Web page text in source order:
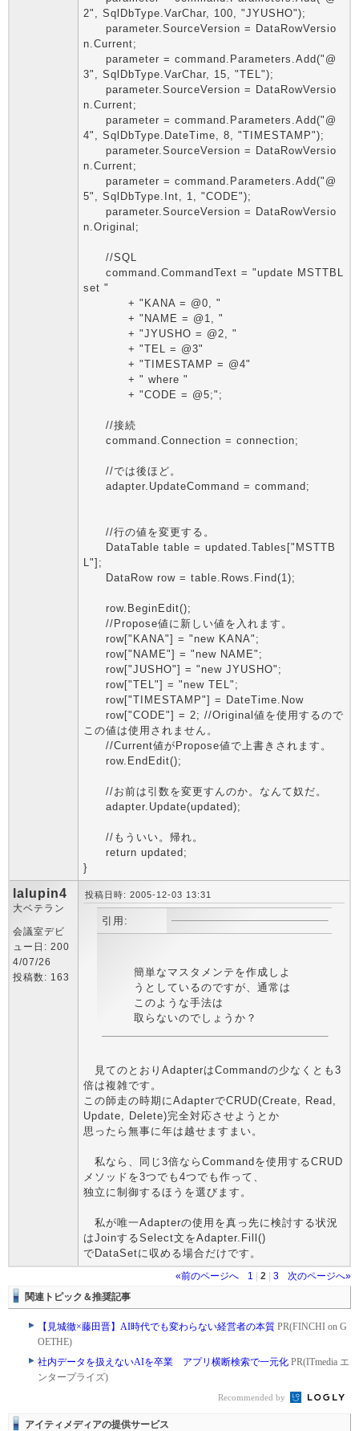
2", SqlDbType.VarChar, 100, "JYUSHO");
parameter.SourceVersion = DataRowVersio
n.Current;
parameter = command.Parameters.Add("@
3", SqlDbType.VarChar, 15, "TEL");
parameter.SourceVersion = DataRowVersio
n.Current;
parameter = command.Parameters.Add("@
4", SqlDbType.DateTime, 8, "TIMESTAMP");
parameter.SourceVersion = DataRowVersio
n.Current;
parameter = command.Parameters.Add("@
5", SqlDbType.Int, 1, "CODE");
parameter.SourceVersion = DataRowVersio
n.Original;
//SQL
command.CommandText = "update MSTTBL
set "
+ "KANA = @0, "
+ "NAME = @1, "
+ "JYUSHO = @2, "
+ "TEL = @3"
+ "TIMESTAMP = @4"
+ " where "
+ "CODE = @5;";
//接続
command.Connection = connection;
//では後ほど。
adapter.UpdateCommand = command;
//行の値を変更する。
DataTable table = updated.Tables["MSTTB
L"];
DataRow row = table.Rows.Find(1);
row.BeginEdit();
//Propose値に新しい値を入れます。
row["KANA"] = "new KANA";
row["NAME"] = "new NAME";
row["JUSHO"] = "new JYUSHO";
row["TEL"] = "new TEL";
row["TIMESTAMP"] = DateTime.Now
row["CODE"] = 2; //Original値を使用するので
この値は使用されません。
//Current値がPropose値で上書きされます。
row.EndEdit();
//お前は引数を変更すんのか。なんて奴だ。
adapter.Update(updated);
//もういい。帰れ。
return updated;
}
lalupin4
大ベテラン
会議室デビ
ュー日: 200
4/07/26
投稿数: 163
投稿日時: 2005-12-03 13:31
引用:
簡単なマスタメンテを作成しよ
うとしているのですが、通常は
このような手法は
取らないのでしょうか？
見てのとおりAdapterはCommandの少なくとも3
倍は複雑です。
この師走の時期にAdapterでCRUD(Create, Read,
Update, Delete)完全対応させようとか
思ったら無事に年は越せますまい。
私なら、同じ3倍ならCommandを使用するCRUD
メソッドを3つでも4つでも作って、
独立に制御するほうを選びます。
私が唯一Adapterの使用を真っ先に検討する状況
はJoinするSelect文をAdapter.Fill()
でDataSetに収める場合だけです。
«前のページへ 1 2 3
次のページへ»
関連トピック＆推奨記事
【見城徹×藤田晋】AI時代でも変わらない経営者の本質 PR(FINCHI on G
OETHE)
社内データを扱えないAIを卒業 アプリ横断検索で一元化 PR(ITmedia エ
ンタープライズ)
Recommended by
アイティメディアの提供サービス